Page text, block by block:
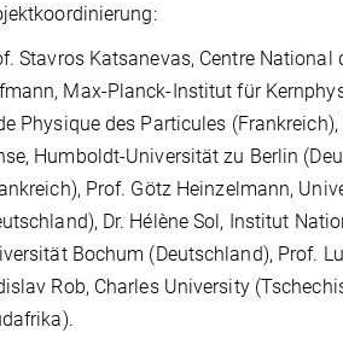
Stavros Katsanevas, Centre
Max-Planck-Institut für
Physique des Particules
Humboldt-Universität zu Berlin
Prof. Götz Heinzelmann,
Dr. Hélène Sol, Institut
Bochum (Deutschland), Prof.
Rob, Charles University